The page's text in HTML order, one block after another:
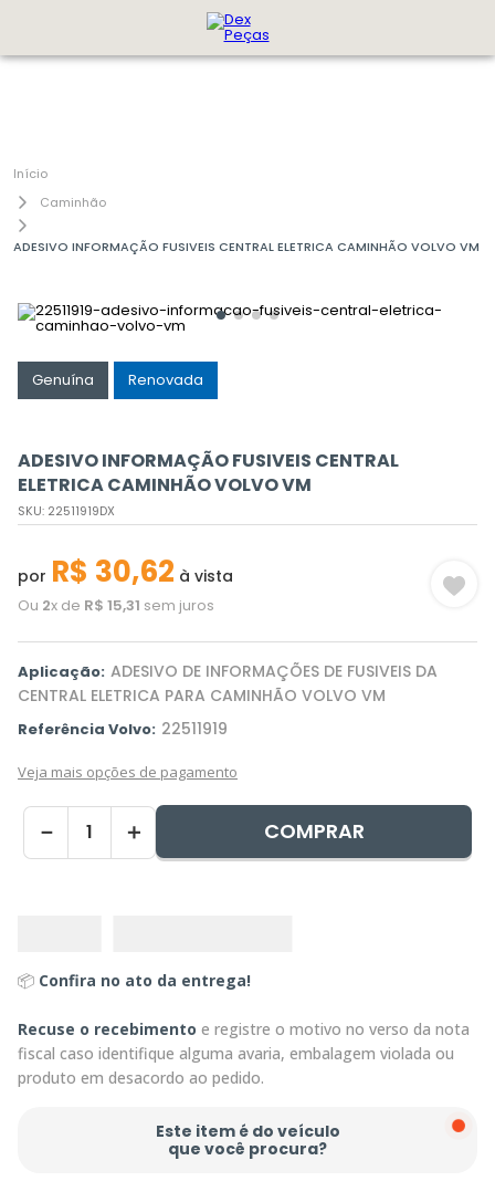
Caminhão
ADESIVO INFORMAÇÃO FUSIVEIS CENTRAL ELETRICA CAMINHÃO VOLVO VM
Genuína Renovada
ADESIVO INFORMAÇÃO FUSIVEIS CENTRAL
ELETRICA CAMINHÃO VOLVO VM
SKU: 22511919DX
por R$ 30,62 à vista
Ou 2x de R$ 15,31 sem juros
Aplicação: ADESIVO DE INFORMAÇÕES DE FUSIVEIS DA
CENTRAL ELETRICA PARA CAMINHÃO VOLVO VM
Referência Volvo: 22511919
Veja mais opções de pagamento
＋
－ COMPRAR
📦 Confira no ato da entrega!
Recuse o recebimento e registre o motivo no verso da nota
fiscal caso identifique alguma avaria, embalagem violada ou
produto em desacordo ao pedido.
Este item é do veículo
que você procura?